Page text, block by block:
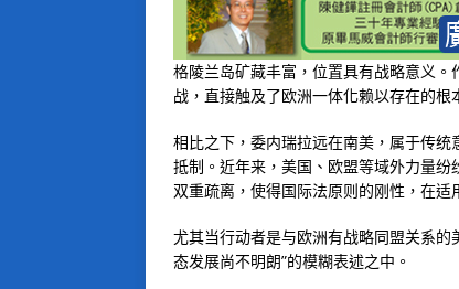
格陵兰岛矿藏丰富，位置具有战略意义
战，直接触及了欧洲一体化赖以存在的根
相比之下，委内瑞拉远在南美，属于传统
抵制。近年来，美国、欧盟等域外力量
双重疏离，使得国际法原则的刚性，在适
尤其当行动者是与欧洲有战略同盟关系
态发展尚不明朗”的模糊表述之中。